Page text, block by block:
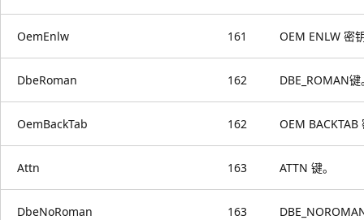
OemEnlw 161 OEM ENLW 密
DbeRoman 162 DBE_ROMAN键
OemBackTab 162 OEM BACKTAB
Attn 163 ATTN 键。
DbeNoRoman 163